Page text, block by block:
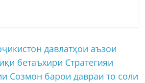
давлатҳои аъзои
бетаъхири Стратегияи
Созмон барои давраи то соли